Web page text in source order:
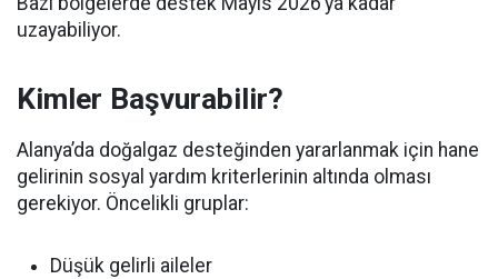
uzayabiliyor.
Kimler Başvurabilir?
Alanya’da doğalgaz desteğinden yararlanmak için hane
gelirinin sosyal yardım kriterlerinin altında olması
gerekiyor. Öncelikli gruplar:
Düşük gelirli aileler